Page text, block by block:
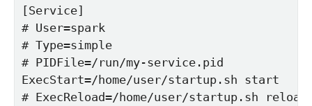
[Service]
# User=spark
# Type=simple
# PIDFile=/run/my-service.pid
ExecStart=/home/user/startup.sh start
# ExecReload=/home/user/startup.sh reload